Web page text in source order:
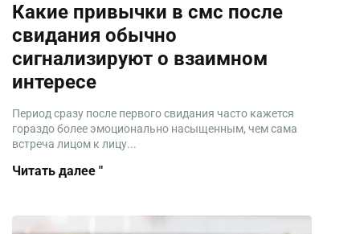
Какие привычки в смс после
свидания обычно
сигнализируют о взаимном
интересе
Период сразу после первого свидания часто кажется
гораздо более эмоционально насыщенным, чем сама
встреча лицом к лицу...
Читать далее "